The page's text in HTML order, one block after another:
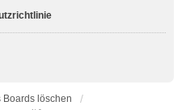
löschen